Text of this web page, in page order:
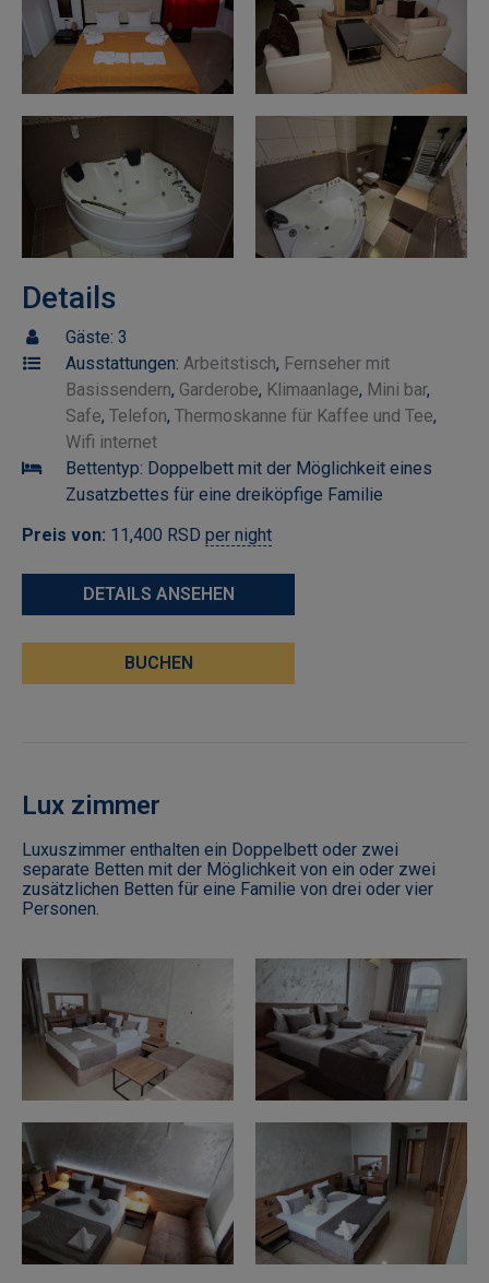
Details
Gäste: 3
Ausstattungen: Arbeitstisch, Fernseher mit
Basissendern, Garderobe, Klimaanlage, Mini bar,
Safe, Telefon, Thermoskanne für Kaffee und Tee,
Wifi internet
Bettentyp: Doppelbett mit der Möglichkeit eines
Zusatzbettes für eine dreiköpfige Familie
Preis von: 11,400 RSD per night
DETAILS ANSEHEN
BUCHEN
Lux zimmer
Luxuszimmer enthalten ein Doppelbett oder zwei
separate Betten mit der Möglichkeit von ein oder zwei
zusätzlichen Betten für eine Familie von drei oder vier
Personen.